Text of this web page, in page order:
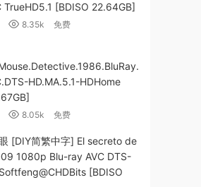
TrueHD5.1 [BDISO 22.64GB]
8.35k 免费
HD.MA.5.1-HDHome
8.05k 免费
[DIY简繁中字] El secreto de
1080p Blu-ray AVC DTS-
[BDISO